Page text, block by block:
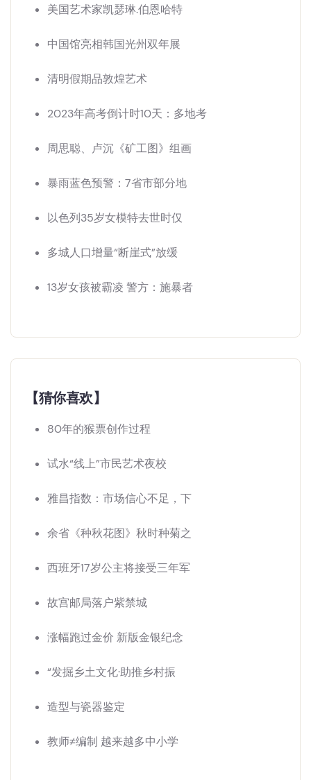
美国艺术家凯瑟琳.伯恩哈特
中国馆亮相韩国光州双年展
清明假期品敦煌艺术
2023年高考倒计时10天：多地考
周思聪、卢沉《矿工图》组画
暴雨蓝色预警：7省市部分地
以色列35岁女模特去世时仅
多城人口增量“断崖式”放缓
13岁女孩被霸凌 警方：施暴者
【猜你喜欢】
80年的猴票创作过程
试水“线上”市民艺术夜校
雅昌指数：市场信心不足，下
余省《种秋花图》秋时种菊之
西班牙17岁公主将接受三年军
故宫邮局落户紫禁城
涨幅跑过金价 新版金银纪念
“发掘乡土文化·助推乡村振
造型与瓷器鉴定
教师≠编制 越来越多中小学